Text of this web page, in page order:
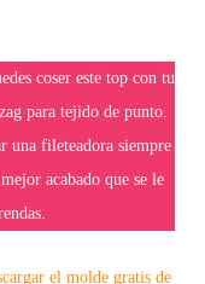
coser este top con tu
para tejido de punto.
una fileteadora siempre
acabado que se le
el molde gratis de